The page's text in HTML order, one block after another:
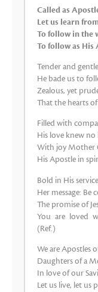
Called as
Let us learn
To follow in the
To follow as His
Tender and
He bade us to
Zealous, yet
That the hearts
Filled with
His love knew no
With joy Mother
His Apostle in
Bold in His
Her message:
The promise of
You are loved
(Ref.)
We are Apostles
Daughters of a
In love of our
Let us live, let us